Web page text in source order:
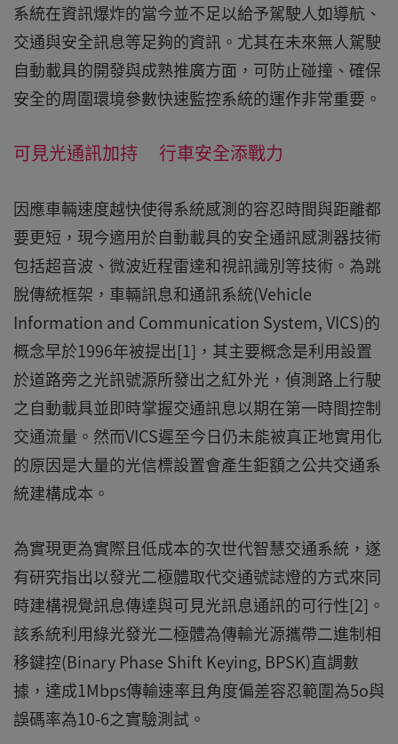
系統在資訊爆炸的當今並不足以給予駕駛人如導航、
交通與安全訊息等足夠的資訊。尤其在未來無人駕駛
自動載具的開發與成熟推廣方面，可防止碰撞、確保
安全的周圍環境參數快速監控系統的運作非常重要。
可見光通訊加持 行車安全添戰力
因應車輛速度越快使得系統感測的容忍時間與距離都
要更短，現今適用於自動載具的安全通訊感測器技術
包括超音波、微波近程雷達和視訊識別等技術。為跳
脫傳統框架，車輛訊息和通訊系統(Vehicle
Information and Communication System, VICS)的
概念早於1996年被提出[1]，其主要概念是利用設置
於道路旁之光訊號源所發出之紅外光，偵測路上行駛
之自動載具並即時掌握交通訊息以期在第一時間控制
交通流量。然而VICS遲至今日仍未能被真正地實用化
的原因是大量的光信標設置會產生鉅額之公共交通系
統建構成本。
為實現更為實際且低成本的次世代智慧交通系統，遂
有研究指出以發光二極體取代交通號誌燈的方式來同
時建構視覺訊息傳達與可見光訊息通訊的可行性[2]。
該系統利用綠光發光二極體為傳輸光源攜帶二進制相
移鍵控(Binary Phase Shift Keying, BPSK)直調數
據，達成1Mbps傳輸速率且角度偏差容忍範圍為5o與
誤碼率為10-6之實驗測試。